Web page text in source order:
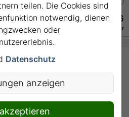
+49 228 3875 7256
Persönlich · Kostenlos · Täglich 08–22 Uhr
und
mit
teilen. Die Cookies sind
notwendig, dienen
oder
Datenschutz
anzeigen